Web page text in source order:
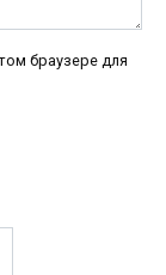
браузере для